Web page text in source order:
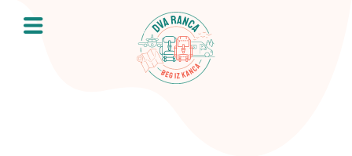
content